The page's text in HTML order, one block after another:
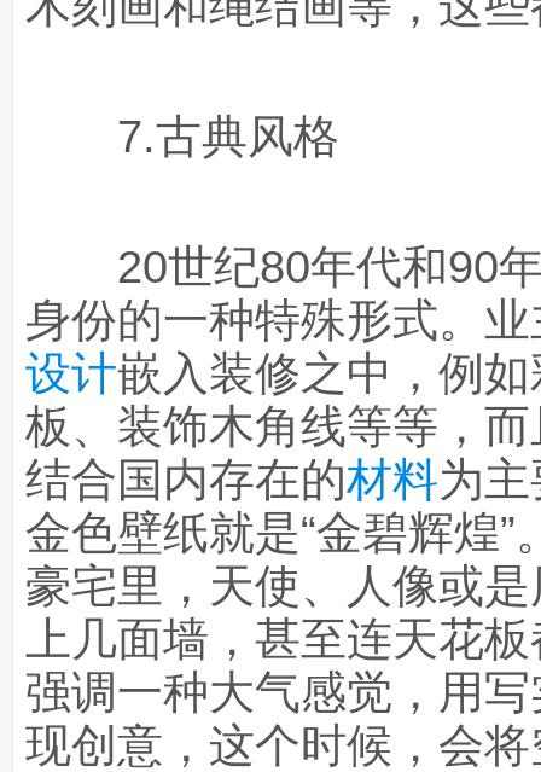
7.古典风格
20世纪80年代和90
身份的一种特殊形式。
设计嵌入装修之中，例
板、装饰木角线等等，
结合国内存在的材料为
金色壁纸就是“金碧辉煌
豪宅里，天使、人像或
上几面墙，甚至连天花
强调一种大气感觉，用
现创意，这个时候，会